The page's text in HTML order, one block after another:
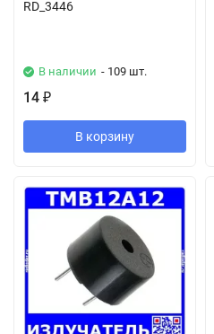
RD_3446
В наличии - 109 шт.
14 ₽
В корзину